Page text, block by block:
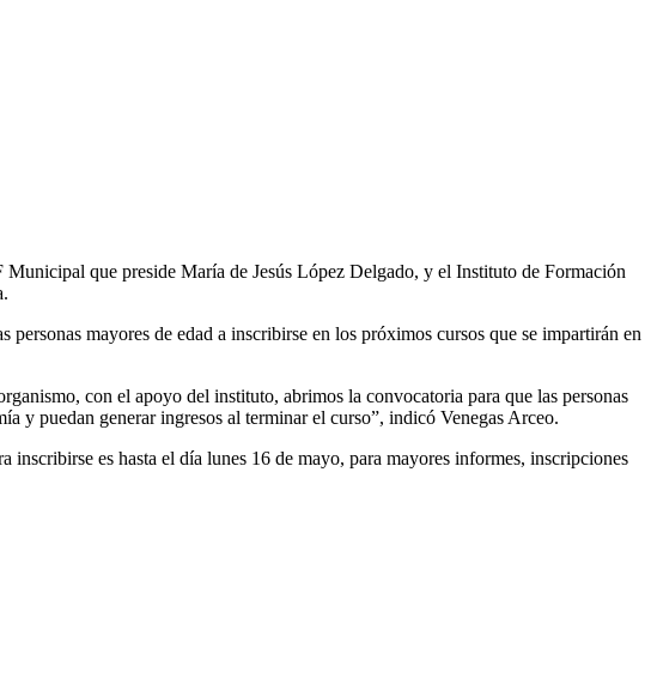
que preside María de Jesús López Delgado, y el Instituto de Formación
mayores de edad a inscribirse en los próximos cursos que se impartirán en
con el apoyo del instituto, abrimos la convocatoria para que las personas
y puedan generar ingresos al terminar el curso”, indicó Venegas Arceo.
es hasta el día lunes 16 de mayo, para mayores informes, inscripciones